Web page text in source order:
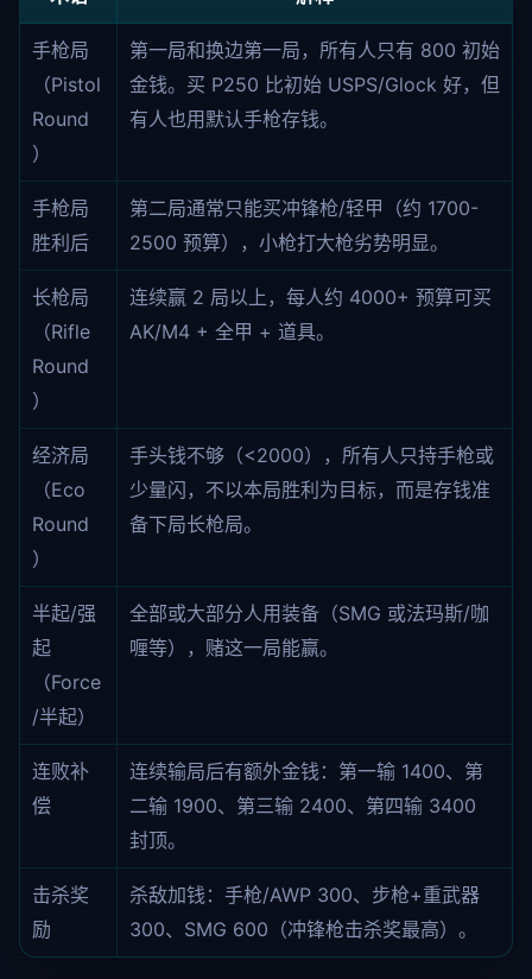
手枪局
（Pistol
Round
）
第一局和换边第一局，所有人只有 800 初始
金钱。买 P250 比初始 USPS/Glock 好，但
有人也用默认手枪存钱。
手枪局
胜利后
第二局通常只能买冲锋枪/轻甲（约 1700-
2500 预算），小枪打大枪劣势明显。
长枪局
（Rifle
Round
）
连续赢 2 局以上，每人约 4000+ 预算可买
AK/M4 + 全甲 + 道具。
经济局
（Eco
Round
）
手头钱不够（<2000），所有人只持手枪或
少量闪，不以本局胜利为目标，而是存钱准
备下局长枪局。
半起/强
起
（Force
/半起）
全部或大部分人用装备（SMG 或法玛斯/咖
喱等），赌这一局能赢。
连败补
偿
连续输局后有额外金钱：第一输 1400、第
二输 1900、第三输 2400、第四输 3400
封顶。
击杀奖
励
杀敌加钱：手枪/AWP 300、步枪+重武器
300、SMG 600（冲锋枪击杀奖最高）。